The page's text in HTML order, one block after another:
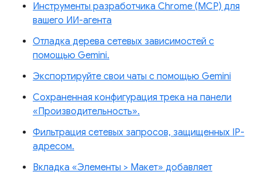
Инструменты разработчика Chrome (MCP) для
вашего ИИ-агента
Отладка дерева сетевых зависимостей с
помощью Gemini.
Экспортируйте свои чаты с помощью Gemini
Сохраненная конфигурация трека на панели
«Производительность».
Фильтрация сетевых запросов, защищенных IP-
адресом.
Вкладка «Элементы > Макет» добавляет